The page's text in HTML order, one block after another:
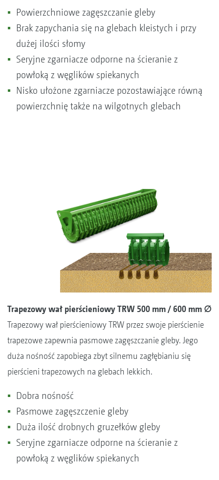
Powierzchniowe zagęszczanie gleby
Brak zapychania się na glebach kleistych i przy
dużej ilości słomy
Seryjne zgarniacze odporne na ścieranie z
powłoką z węglików spiekanych
Nisko ułożone zgarniacze pozostawiające równą
powierzchnię także na wilgotnych glebach
Trapezowy wał pierścieniowy TRW 500 mm / 600 mm ∅
Trapezowy wał pierścieniowy TRW przez swoje pierścienie
trapezowe zapewnia pasmowe zagęszczanie gleby. Jego
duża nośność zapobiega zbyt silnemu zagłębianiu się
pierścieni trapezowych na glebach lekkich.
Dobra nośność
Pasmowe zagęszczenie gleby
Duża ilość drobnych gruzełków gleby
Seryjne zgarniacze odporne na ścieranie z
powłoką z węglików spiekanych